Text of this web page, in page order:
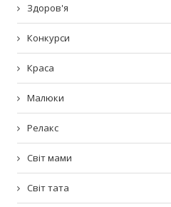
Здоров'я
Конкурси
Краса
Малюки
Релакс
Світ мами
Світ тата